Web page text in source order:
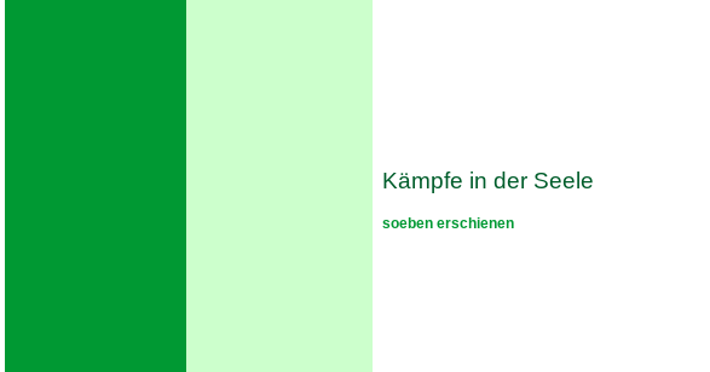
Kämpfe in der Seele
soeben erschienen